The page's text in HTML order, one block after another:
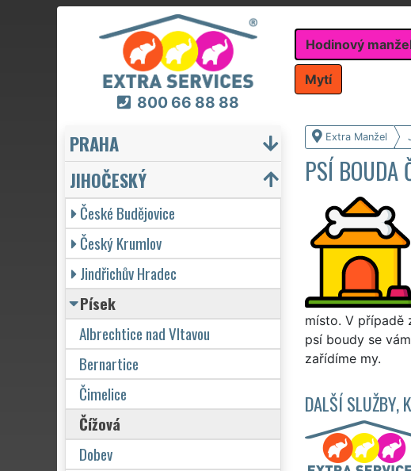
800 66 88 88
Hodinový
Mytí
Extra Manžel
PSÍ BOUDA
místo. V případě
psí boudy se
zařídíme my.
DALŠÍ SLUŽBY,
PRAHA
JIHOČESKÝ
České Budějovice
Český Krumlov
Jindřichův Hradec
Písek
Albrechtice nad Vltavou
Bernartice
Čimelice
Čížová
Dobev